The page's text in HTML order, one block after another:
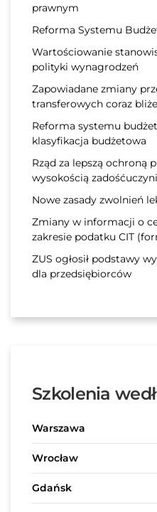
prawnym
Reforma Systemu
Wartościowanie
polityki wynagrodzeń
Zapowiadane zmiany
transferowych coraz
Reforma systemu
klasyfikacja budżetowa
Rząd za lepszą ochroną
wysokością
Nowe zasady zwolnień
Zmiany w informacji o
zakresie podatku CIT
ZUS ogłosił podstawy
dla przedsiębiorców
Szkolenia
Warszawa
Wrocław
Gdańsk